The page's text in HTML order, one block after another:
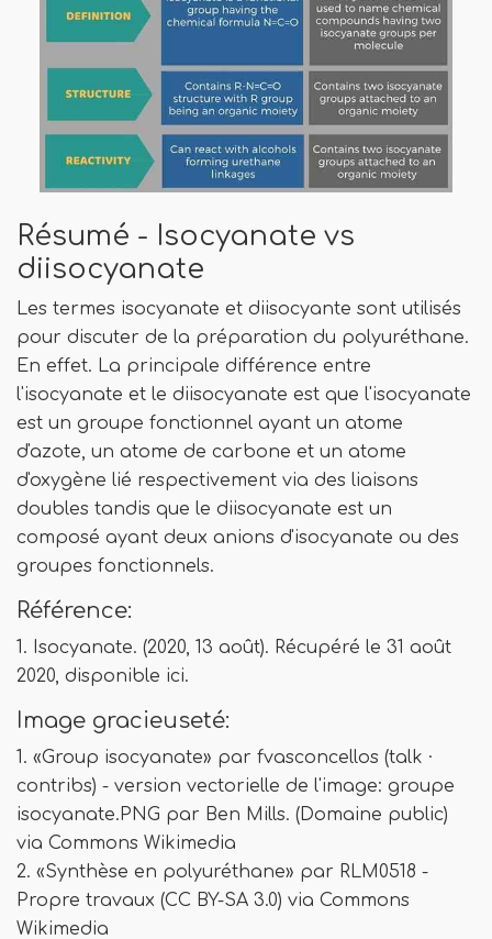
Résumé - Isocyanate vs
diisocyanate
Les termes isocyanate et diisocyante sont utilisés
pour discuter de la préparation du polyuréthane.
En effet. La principale différence entre
l'isocyanate et le diisocyanate est que l'isocyanate
est un groupe fonctionnel ayant un atome
d'azote, un atome de carbone et un atome
d'oxygène lié respectivement via des liaisons
doubles tandis que le diisocyanate est un
composé ayant deux anions d'isocyanate ou des
groupes fonctionnels.
Référence:
1. Isocyanate. (2020, 13 août). Récupéré le 31 août
2020, disponible ici.
Image gracieuseté:
1. «Group isocyanate» par fvasconcellos (talk ·
contribs) - version vectorielle de l'image: groupe
isocyanate.PNG par Ben Mills. (Domaine public)
via Commons Wikimedia
2. «Synthèse en polyuréthane» par RLM0518 -
Propre travaux (CC BY-SA 3.0) via Commons
Wikimedia